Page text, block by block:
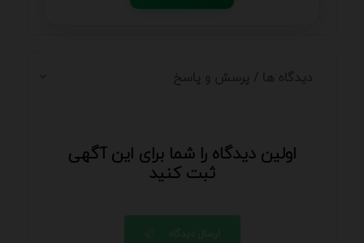
دیدگاه ها / پرسش و پاسخ
اولین دیدگاه را شما برای این آگهی
ثبت کنید
ارسال دیدگاه